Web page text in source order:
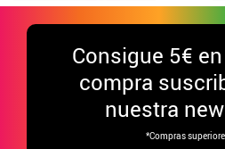
Consigue 5€
compra
nuestra
*Compras